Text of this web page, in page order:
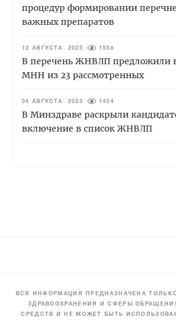
процедур формировании
важных препаратов
12 АВГУСТА 2025 1558
В перечень ЖНВЛП предложили
МНН из 23 рассмотренных
04 АВГУСТА 2025 1454
В Минздраве раскрыли
включение в список ЖНВЛП
ВСЯ ИНФОРМАЦИЯ ПРЕДНАЗНАЧЕНА
ЗДРАВООХРАНЕНИЯ И СФЕРЫ
СРЕДСТВ И НЕ МОЖЕТ БЫТЬ